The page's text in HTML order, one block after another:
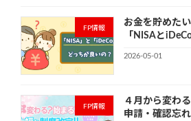
FP情報
お金を貯めたい
「NISAと
2026-05-01
FP情報
４月から変わ
申請・確認忘